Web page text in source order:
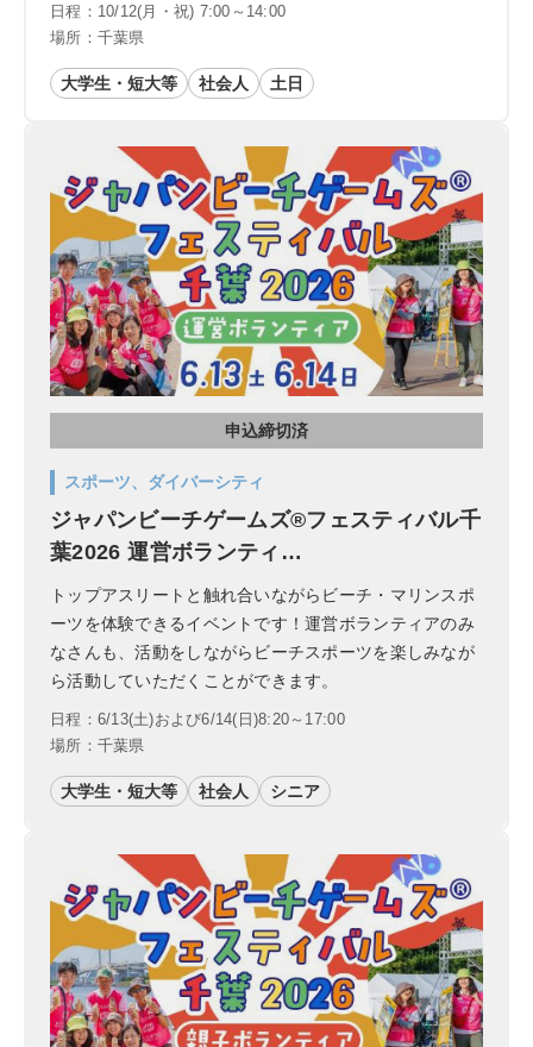
日程：10/12(月・祝) 7:00～14:00
場所：千葉県
大学生・短大等 社会人 土日
申込締切済
スポーツ、ダイバーシティ
ジャパンビーチゲームズ®フェスティバル千
葉2026 運営ボランティ…
トップアスリートと触れ合いながらビーチ・マリンスポ
ーツを体験できるイベントです！運営ボランティアのみ
なさんも、活動をしながらビーチスポーツを楽しみなが
ら活動していただくことができます。
日程：6/13(土)および6/14(日)8:20～17:00
場所：千葉県
大学生・短大等 社会人 シニア